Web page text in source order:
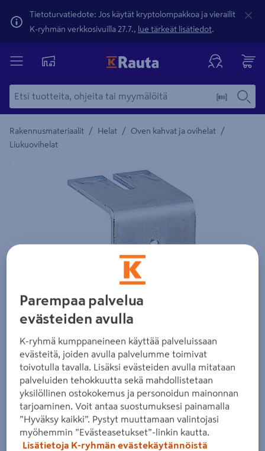
Tietoturvatiedote: Jos käytät kryptolompakkoa ja vierailit
K-ryhmän verkkosivuilla 27.7., lue tärkeät lisätiedot.
Rakennusmateriaalit / Helat / Oven kahvat ja ovihelat /
Liukuovihelat
Yksityiskohtainen kuvaus löytyy Tuotteen kuvaus -
Parempaa palvelua
evästeiden avulla
K-ryhmä kumppaneineen käyttää palveluissaan
evästeitä, joiden avulla palvelumme toimivat
toivotulla tavalla. Lisäksi evästeiden avulla mitataan
palveluiden tehokkuutta sekä mahdollistetaan
yksilöllinen ostokokemus ja personoidun mainonnan
tarjoaminen. Voit antaa suostumuksesi painamalla
”Hyväksy kaikki”. Pystyt muuttamaan valintojasi
myöhemmin ”Evästeasetukset”-linkin kautta.
Lisätietoja K-ryhmän evästekäytännöistä